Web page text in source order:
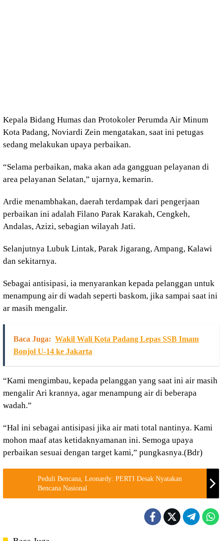
Kepala Bidang Humas dan Protokoler Perumda Air Minum
Kota Padang, Noviardi Zein mengatakan, saat ini petugas
sedang melakukan upaya perbaikan.
“Selama perbaikan, maka akan ada gangguan pelayanan di
area pelayanan Selatan,” ujarnya, kemarin.
Ardie menambhakan, daerah terdampak dari pengerjaan
perbaikan ini adalah Filano Parak Karakah, Cengkeh,
Andalas, Azizi, sebagian wilayah Jati.
Selanjutnya Lubuk Lintak, Parak Jigarang, Ampang, Kalawi
dan sekitarnya.
Sebagai antisipasi, ia menyarankan kepada pelanggan untuk
menampung air di wadah seperti baskom, jika sampai saat ini
ar masih mengalir.
Baca Juga: Wakil Wali Kota Padang Lepas SSB Imam
Bonjol U-14 ke Jakarta
“Kami mengimbau, kepada pelanggan yang saat ini air masih
mengalir Ari krannya, agar menampung air di beberapa
wadah.”
“Hal ini sebagai antisipasi jika air mati total nantinya. Kami
mohon maaf atas ketidaknyamanan ini. Semoga upaya
perbaikan sesuai dengan target kami,” pungkasnya.(Bdr)
Peduli Bencana, Leonardy: PERTI Desak Nyatakan
Bencana Nasional